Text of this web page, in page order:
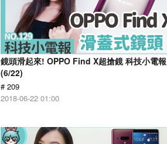
鏡頭滑起來! OPPO Find X超搶鏡 科技小電報
(6/22)
# 209
2018-06-22 01:00